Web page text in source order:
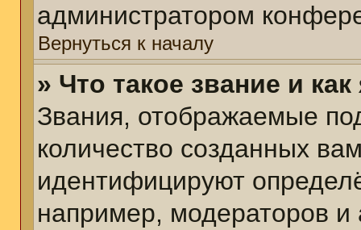
администратором
Вернуться к началу
» Что такое звание и
Звания, отображаемые
количество созданных
идентифицируют
например, модераторов